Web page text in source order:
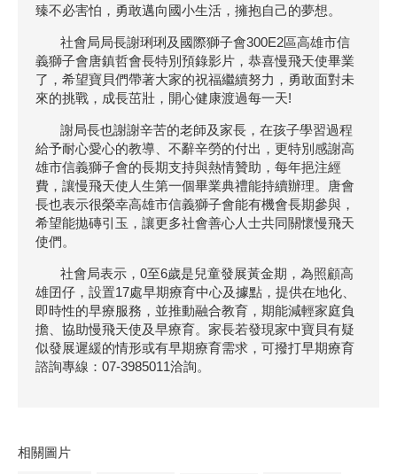
臻不必害怕，勇敢邁向國小生活，擁抱自己的夢想。
社會局局長謝琍琍及國際獅子會300E2區高雄市信
義獅子會唐鎮哲會長特別預錄影片，恭喜慢飛天使畢業
了，希望寶貝們帶著大家的祝福繼續努力，勇敢面對未
來的挑戰，成長茁壯，開心健康渡過每一天!
謝局長也謝謝辛苦的老師及家長，在孩子學習過程
給予耐心愛心的教導、不辭辛勞的付出，更特別感謝高
雄市信義獅子會的長期支持與熱情贊助，每年挹注經
費，讓慢飛天使人生第一個畢業典禮能持續辦理。唐會
長也表示很榮幸高雄市信義獅子會能有機會長期參與，
希望能拋磚引玉，讓更多社會善心人士共同關懷慢飛天
使們。
社會局表示，0至6歲是兒童發展黃金期，為照顧高
雄囝仔，設置17處早期療育中心及據點，提供在地化、
即時性的早療服務，並推動融合教育，期能減輕家庭負
擔、協助慢飛天使及早療育。家長若發現家中寶貝有疑
似發展遲緩的情形或有早期療育需求，可撥打早期療育
諮詢專線：07-3985011洽詢。
相關圖片